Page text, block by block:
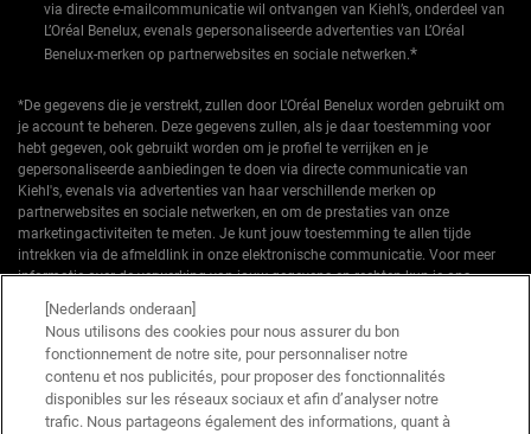
via directe e-mailcommunicatie wil ontvangen van Kiehl’s, onderdeel van
L’Oréal Benelux, evenals gepersonaliseerde advertenties van L’Oréal
Benelux-merken op partnerwebsites en sociale netwerken.*
*De gegevens die je verstrekt, zullen door L'Oréal Benelux worden gebruikt om
je account te beheren. Deze gegevens zullen, als je daar toestemming voor
hebt gegeven, ook gebruikt worden om je profiel te verrijken en je
gepersonaliseerde aanbiedingen te doen via directe communicatie van
Kiehl's, evenals via advertenties van haar verschillende merken op
partnerwebsites en sociale netwerken, en om de prestaties van onze
marketingactiviteiten te meten. Je kunt jouw toestemming te allen tijde
intrekken via de afmeldlink in onze elektronische communicatie. Voor meer
informatie over de verwerking van jouw gegevens en rechten kun je ons
privacybeleid
*Welkomstaanbieding geldig voor een eerste bestelling. Niet cumuleerbaar
met andere aanbiedingen of promoties, maar wel cumuleerbaar met «
Cadeau bij aankoop » aanbiedingen. Beperkt tot één keer te gebruiken per
klant. Niet geldig op limited editions en bundels.
[Nederlands onderaan]
Nous utilisons des cookies pour nous assurer du bon
fonctionnement de notre site, pour personnaliser notre
contenu et nos publicités, pour proposer des fonctionnalités
disponibles sur les réseaux sociaux et afin d’analyser notre
trafic. Nous partageons également des informations, quant à